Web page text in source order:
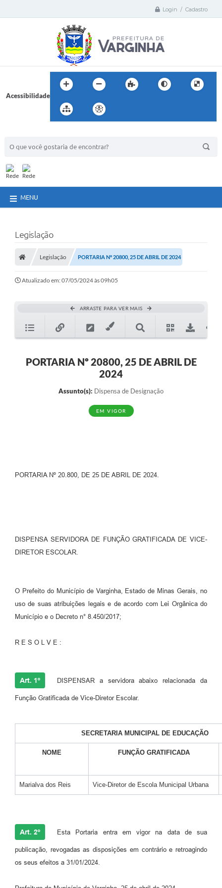
Login / Cadastro
Acessibilidade
MENU
Legislação
Legislação PORTARIA Nº 20800, 25 DE ABRIL DE 2024
Atualizado em: 07/05/2024 às 09h05
ARRASTE PARA VER MAIS
PORTARIA Nº 20800, 25 DE ABRIL DE
2024
Assunto(s): Dispensa de Designação
EM VIGOR
PORTARIA Nº 20.800, DE 25 DE ABRIL DE 2024.
DISPENSA SERVIDORA DE FUNÇÃO GRATIFICADA DE VICE-
DIRETOR ESCOLAR.
O Prefeito do Município de Varginha, Estado de Minas Gerais, no
uso de suas atribuições legais e de acordo com Lei Orgânica do
Município e o Decreto n° 8.450/2017;
R E S O L V E :
Art. 1º DISPENSAR a servidora abaixo relacionada da
Função Gratificada de Vice-Diretor Escolar.
SECRETARIA MUNICIPAL DE EDUCAÇÃO
NOME FUNÇÃO GRATIFICADA
Marialva dos Reis Vice-Diretor de Escola Municipal Urbana
Art. 2º Esta Portaria entra em vigor na data de sua
publicação, revogadas as disposições em contrário e retroagindo
os seus efeitos a 31/01/2024.